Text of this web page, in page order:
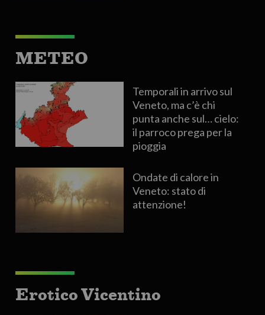
METEO
Temporali in arrivo sul
Veneto, ma c’è chi
punta anche sul… cielo:
il parroco prega per la
pioggia
Ondate di calore in
Veneto: stato di
attenzione!
Erotico Vicentino